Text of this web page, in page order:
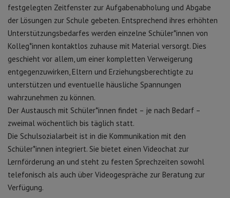
festgelegten Zeitfenster zur Aufgabenabholung und Abgabe
der Lösungen zur Schule gebeten. Entsprechend ihres erhöhten
Unterstützungsbedarfes werden einzelne Schüler*innen von
Kolleg*innen kontaktlos zuhause mit Material versorgt. Dies
geschieht vor allem, um einer kompletten Verweigerung
entgegenzuwirken, Eltern und Erziehungsberechtigte zu
unterstützen und eventuelle häusliche Spannungen
wahrzunehmen zu können.
Der Austausch mit Schüler*innen findet – je nach Bedarf –
zweimal wöchentlich bis täglich statt.
Die Schulsozialarbeit ist in die Kommunikation mit den
Schüler*innen integriert. Sie bietet einen Videochat zur
Lernförderung an und steht zu festen Sprechzeiten sowohl
telefonisch als auch über Videogespräche zur Beratung zur
Verfügung.